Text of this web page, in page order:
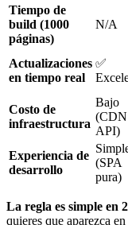
Tiempo de
build (1000
páginas)
N/A
Actualizaciones
en tiempo real
✅
Costo de
infraestructura
Bajo
API)
Experiencia de
desarrollo
(SPA
pura)
La regla es simple en
quieres que aparezca